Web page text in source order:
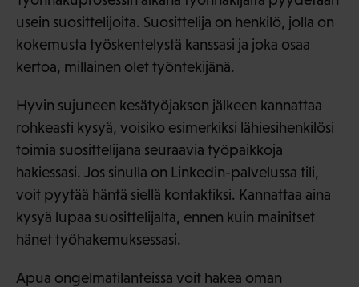
usein suosittelijoita. Suosittelija on henkilö, jolla on
kokemusta työskentelystä kanssasi ja joka osaa
kertoa, millainen olet työntekijänä.
Hyvin sujuneen kesätyöjakson jälkeen kannattaa
rohkeasti kysyä, voisiko esimerkiksi lähiesihenkilösi
toimia suosittelijana seuraavia työpaikkoja
hakiessasi. Jos sinulla on Linkedin-palvelussa tili,
voit pyytää häntä siellä kontaktiksi. Kannattaa aina
kysyä lupaa suosittelijalta, ennen kuin mainitset
hänet työhakemuksessasi.
Apua ongelmatilanteissa voit hakea oman